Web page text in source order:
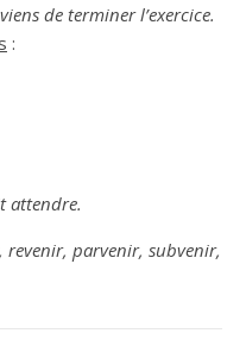
de terminer l’exercice.
:
attendre.
revenir, parvenir, subvenir,